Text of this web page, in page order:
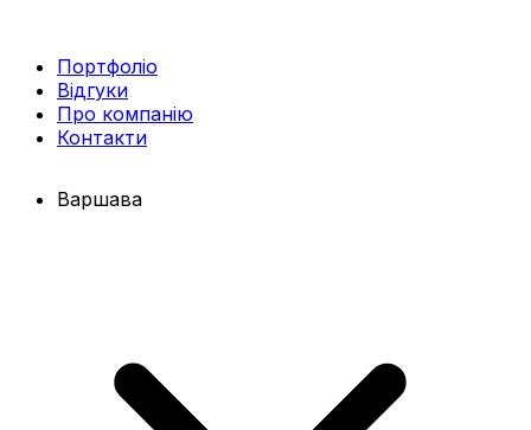
Портфоліо
Відгуки
Про компанію
Контакти
Варшава